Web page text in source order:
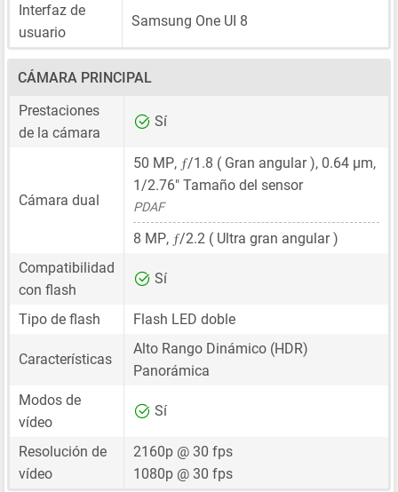
Interfaz de
usuario
Samsung One UI 8
CÁMARA PRINCIPAL
Prestaciones
de la cámara
Sí
Cámara dual
50 MP, ƒ/1.8 ( Gran angular ), 0.64 μm,
1/2.76" Tamaño del sensor
PDAF
8 MP, ƒ/2.2 ( Ultra gran angular )
Compatibilidad
con flash
Sí
Tipo de flash Flash LED doble
Características
Alto Rango Dinámico (HDR)
Panorámica
Modos de
vídeo
Sí
Resolución de
vídeo
2160p @ 30 fps
1080p @ 30 fps